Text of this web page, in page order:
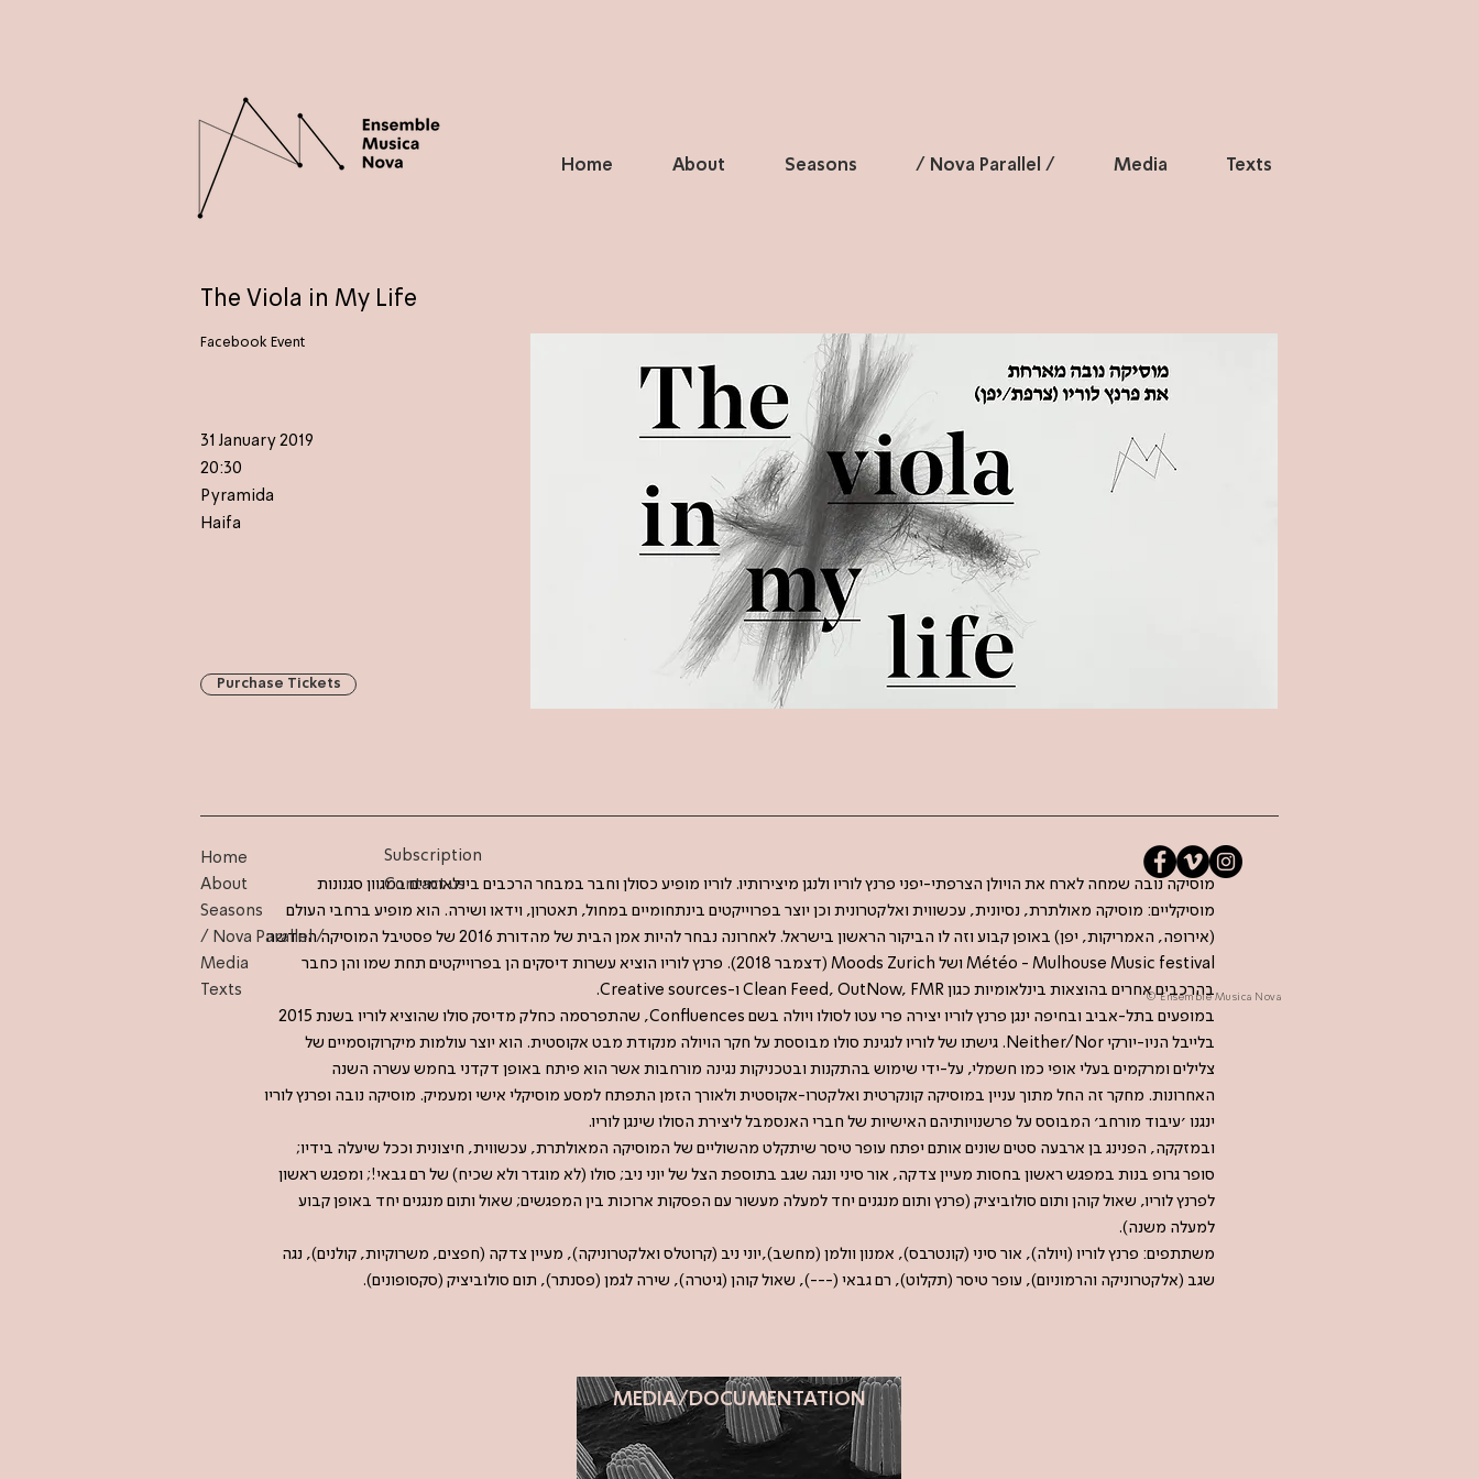
Home About Seasons / Nova Parallel / Media Texts
The Viola in My Life
Facebook Event
31 January 2019
20:30
Pyramida
Haifa
Purchase Tickets
מוסיקה נובה שמחה לארח את הויולן הצרפתי-יפני פרנץ לוריו ולנגן מיצירותיו. לוריו מופיע כסולן וחבר במבחר הרכבים בינלאומיים במגוון סגנונות
מוסיקליים: מוסיקה מאולתרת, נסיונית, עכשווית ואלקטרונית וכן יוצר בפרוייקטים בינתחומיים במחול, תאטרון, וידאו ושירה. הוא מופיע ברחבי העולם
(אירופה, האמריקות, יפן) באופן קבוע וזה לו הביקור הראשון בישראל. לאחרונה נבחר להיות אמן הבית של מהדורת 2016 של פסטיבל המוסיקה החדשה
Météo - Mulhouse Music festival ושל Moods Zurich (דצמבר 2018). פרנץ לוריו הוציא עשרות דיסקים הן בפרוייקטים תחת שמו והן כחבר
בהרכבים אחרים בהוצאות בינלאומיות כגון Clean Feed, OutNow, FMR ו-Creative sources.
במופעים בתל-אביב ובחיפה ינגן פרנץ לוריו יצירה פרי עטו לסולו ויולה בשם Confluences, שהתפרסמה כחלק מדיסק סולו שהוציא לוריו בשנת 2015
בלייבל הניו-יורקי Neither/Nor. גישתו של לוריו לנגינת סולו מבוססת על חקר הויולה מנקודת מבט אקוסטית. הוא יוצר עולמות מיקרוקוסמיים של
צלילים ומרקמים בעלי אופי כמו חשמלי, על-ידי שימוש בהתקנות ובטכניקות נגינה מורחבות אשר הוא פיתח באופן דקדני בחמש עשרה השנה
האחרונות. מחקר זה החל מתוך עניין במוסיקה קונקרטית ואלקטרו-אקוסטית ולאורך הזמן התפתח למסע מוסיקלי אישי ומעמיק. מוסיקה נובה ופרנץ לוריו
ינגנו ׳עיבוד מורחב׳ המבוסס על פרשנויותיהם האישיות של חברי האנסמבל ליצירת הסולו שינגן לוריו.
ובמזקקה, הפנינג בן ארבעה סטים שונים אותם יפתח עופר טיסר שיתקלט מהשוליים של המוסיקה המאולתרת, עכשווית, חיצונית וככל שיעלה בידיו;
סופר גרופ בנות במפגש ראשון בחסות מעיין צדקה, אור סיני ונגה שגב בתוספת הצל של יוני ניב; סולו (לא מוגדר ולא שכיח) של רם גבאי!; ומפגש ראשון
לפרנץ לוריו, שאול קוהן ותום סולוביציק (פרנץ ותום מנגנים יחד למעלה מעשור עם הפסקות ארוכות בין המפגשים; שאול ותום מנגנים יחד באופן קבוע
למעלה משנה).
משתתפים: פרנץ לוריו (ויולה), אור סיני (קונטרבס), אמנון וולמן (מחשב),יוני ניב (קרוטלס ואלקטרוניקה), מעיין צדקה (חפצים, משרוקיות, קולנים), נגה
שגב (אלקטרוניקה והרמוניום), עופר טיסר (תקלוט), רם גבאי (---), שאול קוהן (גיטרה), שירה לגמן (פסנתר), תום סולוביציק (סקסופונים).
MEDIA/DOCUMENTATION
Home
About
Seasons
/ Nova Parallel /
Media
Texts
Subscription
Contact us
© Ensemble Musica Nova